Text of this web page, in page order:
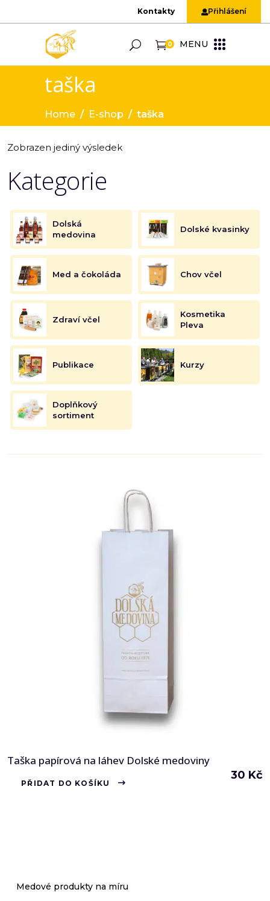
Kontakty Přihlášení
0 MENU
taška
Home / E-shop / taška
Zobrazen jediný výsledek
Kategorie
Dolská
medovina
Dolské kvasinky
Med a čokoláda Chov včel
Zdraví včel
Kosmetika
Pleva
Publikace Kurzy
Doplňkový
sortiment
Taška papírová na láhev Dolské medoviny
30 Kč
PŘIDAT DO KOŠÍKU
Medové produkty na míru